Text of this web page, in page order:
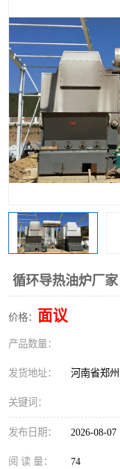
循环导热油炉厂家
价格： 面议
产品数量：
发货地址： 河南省郑州
关键词：
发布日期： 2026-08-07
阅 读 量： 74